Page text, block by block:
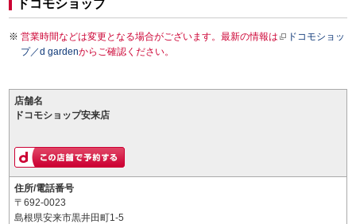
ドコモショップ
営業時間などは変更となる場合がございます。最新の情報は
ドコモショッ
プ／d gardenからご確認ください。
店舗名
ドコモショップ安来店
住所/電話番号
〒692-0023
島根県安来市黒井田町1-5